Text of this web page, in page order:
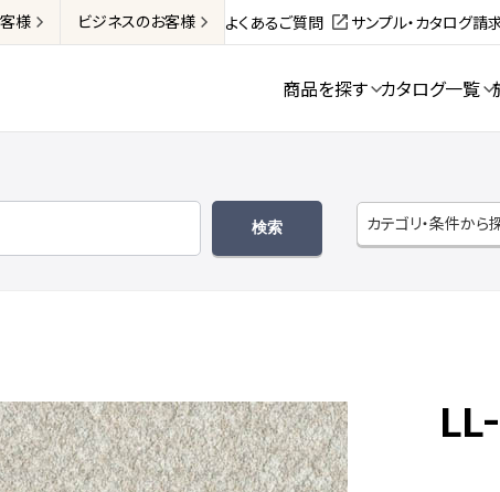
様 ビジネスのお客様 よくあるご質問 サンプル・カタログ請
商品を探す カタログ一覧
カテゴリ・条件から